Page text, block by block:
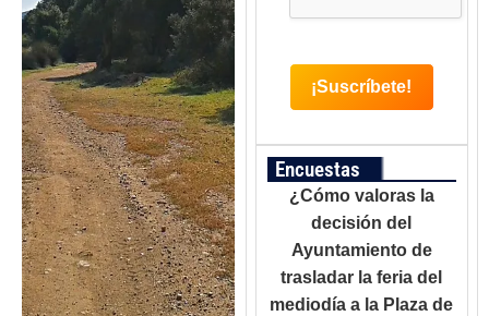
Encuestas
¿Cómo valoras la
decisión del
Ayuntamiento de
trasladar la feria del
mediodía a la Plaza de